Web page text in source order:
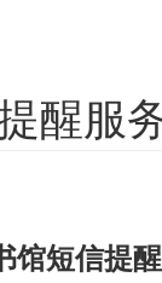
醒服
馆短信提